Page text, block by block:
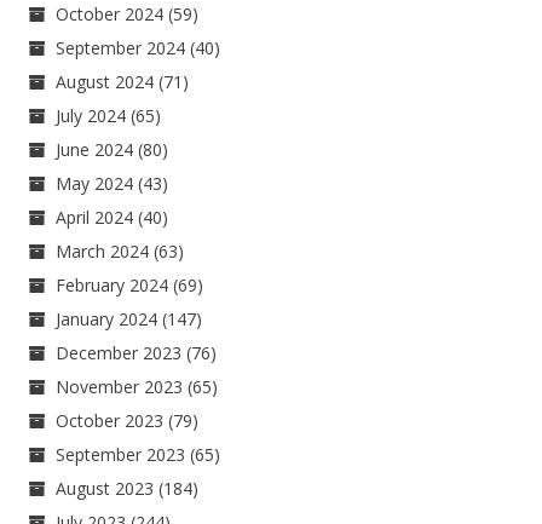
October 2024 (59)
September 2024 (40)
August 2024 (71)
July 2024 (65)
June 2024 (80)
May 2024 (43)
April 2024 (40)
March 2024 (63)
February 2024 (69)
January 2024 (147)
December 2023 (76)
November 2023 (65)
October 2023 (79)
September 2023 (65)
August 2023 (184)